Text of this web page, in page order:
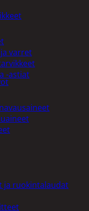
varret
-astiat
ja ruokintalaudat